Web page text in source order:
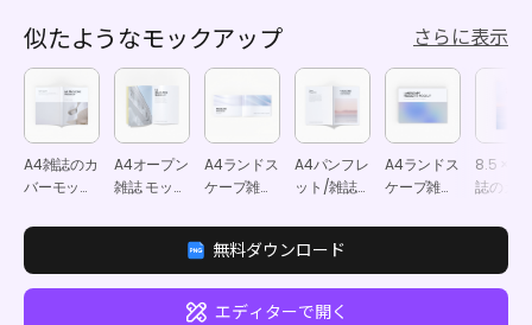
似たようなモックアップ さらに表示
A4雑誌のカ
バーモック
A4オープン
雑誌 モック
A4ランドス
ケープ雑誌
プ
A4パンフレ
ット/雑誌
プ
A4ランドス
ケープ雑誌
プ
8.5 × 11
誌のカ
プ
無料ダウンロード
エディターで開く